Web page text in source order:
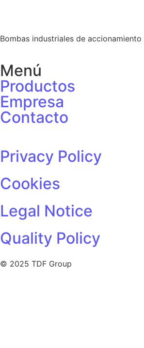
Bombas industriales de
Menú
Productos
Empresa
Contacto
Privacy Policy
Cookies
Legal Notice
Quality Policy
© 2025 TDF Group